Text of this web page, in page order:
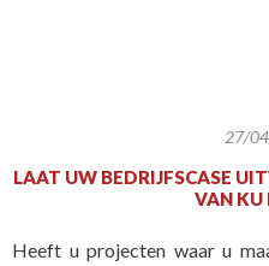
27/
LAAT UW BEDRIJFSCASE
VAN KU
Heeft u projecten waar u